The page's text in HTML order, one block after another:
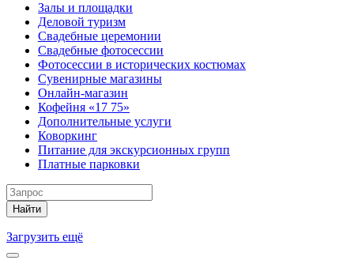
Залы и площадки
Деловой туризм
Свадебные церемонии
Свадебные фотосессии
Фотосессии в исторических костюмах
Сувенирные магазины
Онлайн-магазин
Кофейня «17 75»
Дополнительные услуги
Коворкинг
Питание для экскурсионных групп
Платные парковки
Найти
Загрузить ещё